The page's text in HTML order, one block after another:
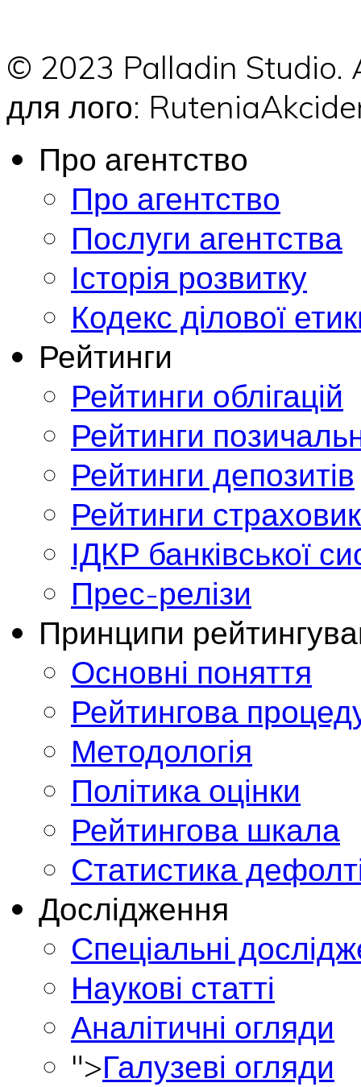
© 2023 Palladin
для лого:
Про агентство
Про агентство
Послуги агентства
Історія розвитку
Кодекс ділової
Рейтинги
Рейтинги облігацій
Рейтинги
Рейтинги депозитів
Рейтинги
ІДКР банківської
Прес-релізи
Принципи
Основні поняття
Рейтингова
Методологія
Політика оцінки
Рейтингова шкала
Статистика
Дослідження
Спеціальні
Наукові статті
Аналітичні огляди
">Галузеві огляди